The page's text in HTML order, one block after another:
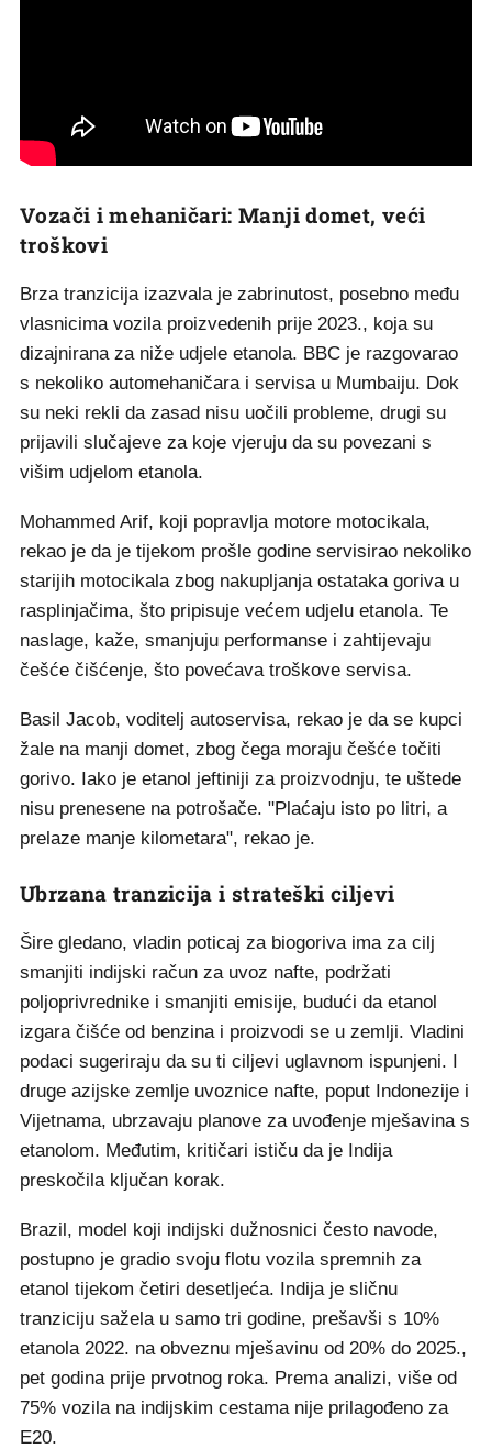
Vozači i mehaničari: Manji domet, veći
troškovi
Brza tranzicija izazvala je zabrinutost, posebno među
vlasnicima vozila proizvedenih prije 2023., koja su
dizajnirana za niže udjele etanola. BBC je razgovarao
s nekoliko automehaničara i servisa u Mumbaiju. Dok
su neki rekli da zasad nisu uočili probleme, drugi su
prijavili slučajeve za koje vjeruju da su povezani s
višim udjelom etanola.
Mohammed Arif, koji popravlja motore motocikala,
rekao je da je tijekom prošle godine servisirao nekoliko
starijih motocikala zbog nakupljanja ostataka goriva u
rasplinjačima, što pripisuje većem udjelu etanola. Te
naslage, kaže, smanjuju performanse i zahtijevaju
češće čišćenje, što povećava troškove servisa.
Basil Jacob, voditelj autoservisa, rekao je da se kupci
žale na manji domet, zbog čega moraju češće točiti
gorivo. Iako je etanol jeftiniji za proizvodnju, te uštede
nisu prenesene na potrošače. "Plaćaju isto po litri, a
prelaze manje kilometara", rekao je.
Ubrzana tranzicija i strateški ciljevi
Šire gledano, vladin poticaj za biogoriva ima za cilj
smanjiti indijski račun za uvoz nafte, podržati
poljoprivrednike i smanjiti emisije, budući da etanol
izgara čišće od benzina i proizvodi se u zemlji. Vladini
podaci sugeriraju da su ti ciljevi uglavnom ispunjeni. I
druge azijske zemlje uvoznice nafte, poput Indonezije i
Vijetnama, ubrzavaju planove za uvođenje mješavina s
etanolom. Međutim, kritičari ističu da je Indija
preskočila ključan korak.
Brazil, model koji indijski dužnosnici često navode,
postupno je gradio svoju flotu vozila spremnih za
etanol tijekom četiri desetljeća. Indija je sličnu
tranziciju sažela u samo tri godine, prešavši s 10%
etanola 2022. na obveznu mješavinu od 20% do 2025.,
pet godina prije prvotnog roka. Prema analizi, više od
75% vozila na indijskim cestama nije prilagođeno za
E20.